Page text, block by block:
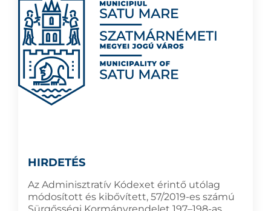
HIRDETÉS
Az Adminisztratív Kódexet érintő utólag
módosított és kibővített, 57/2019-es számú